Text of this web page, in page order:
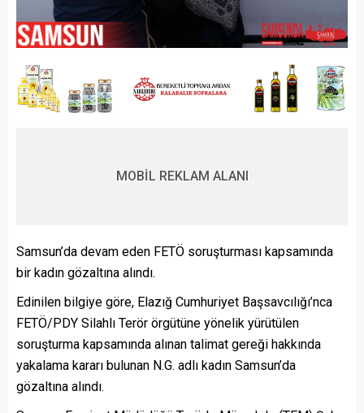
MOBİL REKLAM ALANI
Samsun’da devam eden FETÖ soruşturması kapsamında
bir kadın gözaltına alındı.
Edinilen bilgiye göre, Elazığ Cumhuriyet Başsavcılığı’nca
FETÖ/PDY Silahlı Terör örgütüne yönelik yürütülen
soruşturma kapsamında alınan talimat gereği hakkında
yakalama kararı bulunan N.G. adlı kadın Samsun’da
gözaltına alındı.